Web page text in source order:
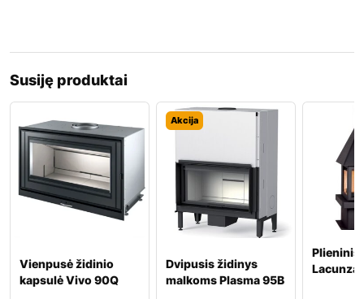
Susiję produktai
Vienpusė židinio
kapsulė Vivo 90Q
Akcija
Dvipusis židinys
malkoms Plasma 95B
Plieninis
Lacunza